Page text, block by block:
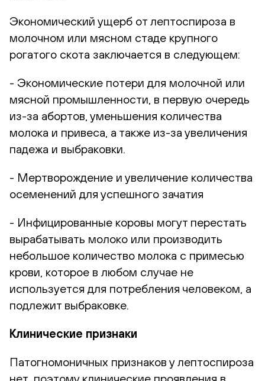
Экономический ущерб от лептоспироза в
молочном или мясном стаде крупного
рогатого скота заключается в следующем:
- Экономические потери для молочной или
мясной промышленности, в первую очередь
из-за абортов, уменьшения количества
молока и привеса, а также из-за увеличения
падежа и выбраковки.
- Мертворождение и увеличение количества
осеменений для успешного зачатия
- Инфицированные коровы могут перестать
вырабатывать молоко или производить
небольшое количество молока с примесью
крови, которое в любом случае не
используется для потребления человеком, а
подлежит выбраковке.
Клинические признаки
Патогномоничных признаков у лептоспироза
нет, поэтому клинические проявления в